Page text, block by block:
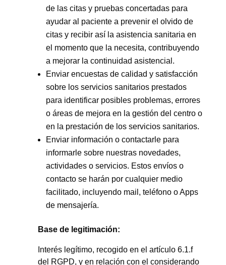
de las citas y pruebas concertadas para
ayudar al paciente a prevenir el olvido de
citas y recibir así la asistencia sanitaria en
el momento que la necesita, contribuyendo
a mejorar la continuidad asistencial.
Enviar encuestas de calidad y satisfacción
sobre los servicios sanitarios prestados
para identificar posibles problemas, errores
o áreas de mejora en la gestión del centro o
en la prestación de los servicios sanitarios.
Enviar información o contactarle para
informarle sobre nuestras novedades,
actividades o servicios. Estos envíos o
contacto se harán por cualquier medio
facilitado, incluyendo mail, teléfono o Apps
de mensajería.
Base de legitimación:
Interés legítimo, recogido en el artículo 6.1.f
del RGPD, y en relación con el considerando